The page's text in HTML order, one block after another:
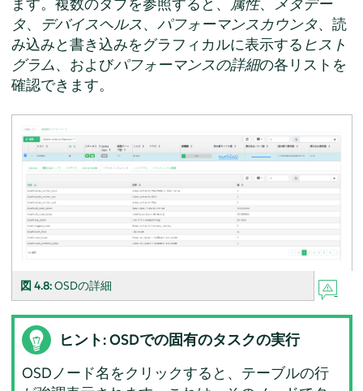
タ、 デバイスヘルス、 パフォーマンスカウンタ、読
み込みと書き込みをグラフィカルに表示する ヒスト
グラム、およびパフォーマンスの詳細の各リストを
確認できます。
図 4.8:OSDの詳細
ヒント: OSDでの固有のタスクの実行
OSDノード名をクリックすると、テーブルの行